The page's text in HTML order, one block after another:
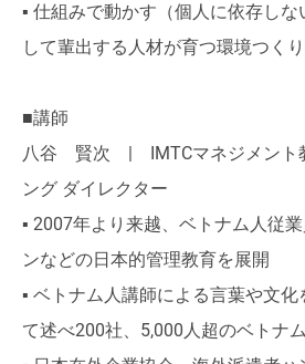
▪ 仕組みで動かす（個人に依存し
して輩出する人材が育つ環境つくり
■講師
八谷 賢次 | IMTCマネジメント
ング ダイレクター
▪ 2007年より来越、ベトナム人従
ンなどの日本的管理教育を展開
▪ ベトナム人講師による言葉や文
て述べ200社、5,000人超のベトナ